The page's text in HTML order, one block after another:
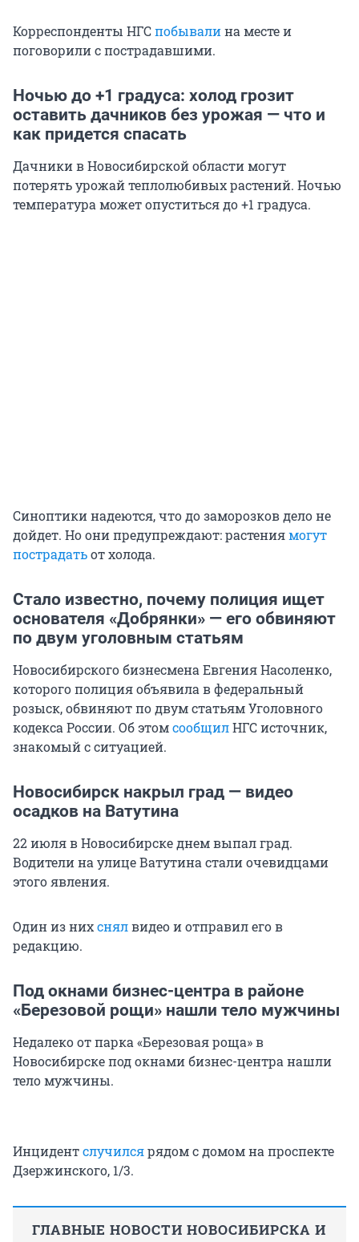
Корреспонденты НГСпобывалина месте и
поговорили с пострадавшими.
Ночью до +1 градуса: холод грозит
оставить дачников без урожая — что и
как придется спасать
Дачники в Новосибирской области могут
потерять урожай теплолюбивых растений. Ночью
температура может опуститься до +1 градуса.
Синоптики надеются, что до заморозков дело не
дойдет. Но они предупреждают: растениямогут
пострадатьот холода.
Стало известно, почему полиция ищет
основателя «Добрянки» — его обвиняют
по двум уголовным статьям
Новосибирского бизнесмена Евгения Насоленко,
которого полиция объявила в федеральный
розыск, обвиняют по двум статьям Уголовного
кодекса России. Об этомсообщилНГС источник,
знакомый с ситуацией.
Новосибирск накрыл град — видео
осадков на Ватутина
22 июля в Новосибирске днем выпал град.
Водители на улице Ватутина стали очевидцами
этого явления.
Один из нихснялвидео и отправил его в
редакцию.
Под окнами бизнес-центра в районе
«Березовой рощи» нашли тело мужчины
Недалеко от парка «Березовая роща» в
Новосибирске под окнами бизнес-центра нашли
тело мужчины.
Инцидентслучилсярядом с домом на проспекте
Дзержинского, 1/3.
ГЛАВНЫЕ НОВОСТИ НОВОСИБИРСКА И